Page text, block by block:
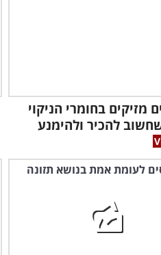
מזיקים בחומרי הניקוי
להכיר ולהימנע